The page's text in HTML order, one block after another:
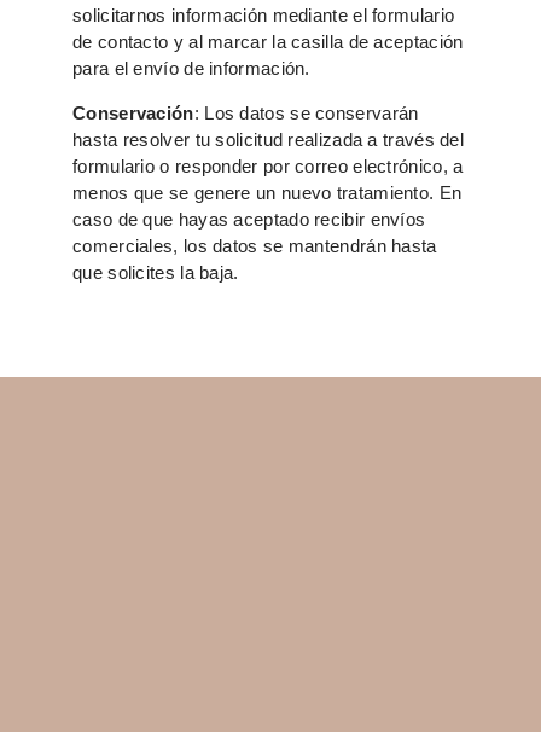
solicitarnos información mediante el formulario
de contacto y al marcar la casilla de aceptación
para el envío de información.
Conservación: Los datos se conservarán
hasta resolver tu solicitud realizada a través del
formulario o responder por correo electrónico, a
menos que se genere un nuevo tratamiento. En
caso de que hayas aceptado recibir envíos
comerciales, los datos se mantendrán hasta
que solicites la baja.